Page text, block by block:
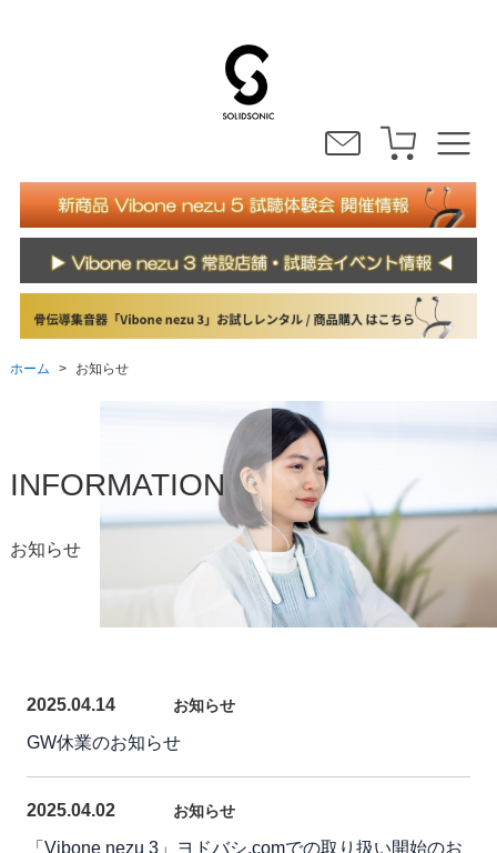
ホーム > お知らせ
INFORMATION
お知らせ
2025.04.14 お知らせ
GW休業のお知らせ
2025.04.02 お知らせ
「Vibone nezu 3」ヨドバシ.comでの取り扱い開始のお